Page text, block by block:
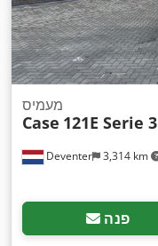
Deventer 3,314 km
מעמיס
Case 121E Serie 3
פנה